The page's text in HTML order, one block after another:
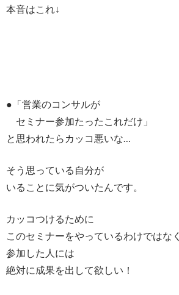
本音はこれ↓
●「営業のコンサルが
セミナー参加たったこれだけ」
と思われたらカッコ悪いな…
そう思っている自分が
いることに気がついたんです。
カッコつけるために
このセミナーをやっているわけではなく
参加した人には
絶対に成果を出して欲しい！